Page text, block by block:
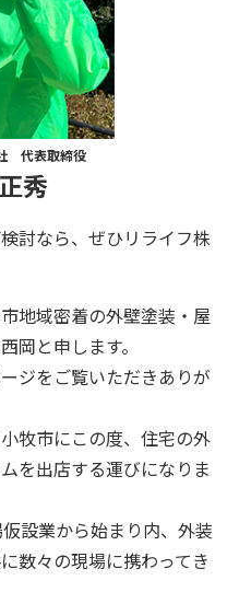
代表取締役
秀
討なら、ぜひリライフ株
地域密着の外壁塗装・屋
岡と申します。
ジをご覧いただきありが
牧市にこの度、住宅の外
を出店する運びになりま
設業から始まり内、外装
数々の現場に携わってき